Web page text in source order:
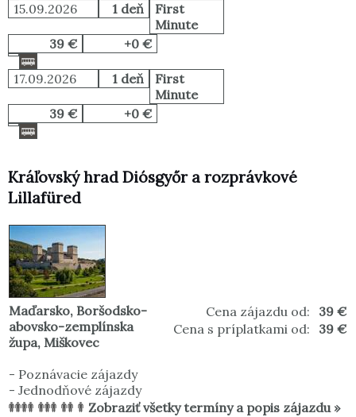
15.09.2026 1 deň
First
Minute
39 €
+0 €
17.09.2026 1 deň
First
Minute
39 €
+0 €
Kráľovský hrad Diósgyőr a rozprávkové
Lillafüred
Cena zájazdu od:
39 €
Cena s príplatkami od:
39 €
Maďarsko, Boršodsko-
abovsko-zemplínska
župa, Miškovec
- Poznávacie zájazdy
- Jednodňové zájazdy
Zobraziť všetky termíny a popis zájazdu »